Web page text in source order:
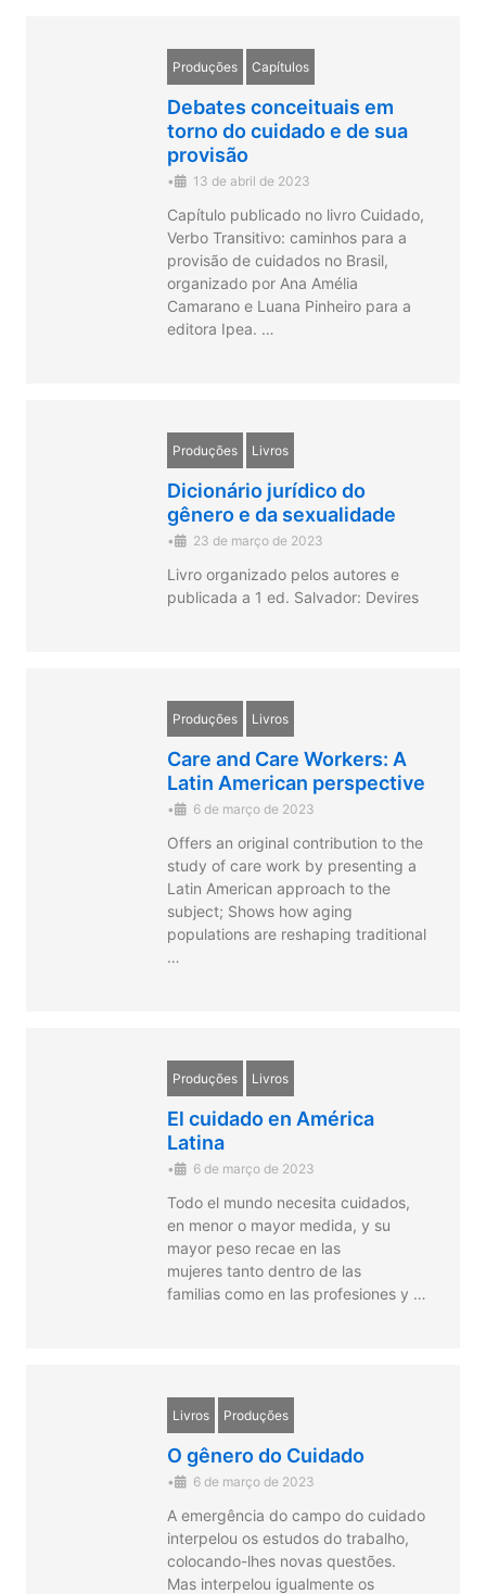
Produções Capítulos
Debates conceituais em
torno do cuidado e de sua
provisão
• 13 de abril de 2023
Capítulo publicado no livro Cuidado,
Verbo Transitivo: caminhos para a
provisão de cuidados no Brasil,
organizado por Ana Amélia
Camarano e Luana Pinheiro para a
editora Ipea. …
Produções Livros
Dicionário jurídico do
gênero e da sexualidade
• 23 de março de 2023
Livro organizado pelos autores e
publicada a 1 ed. Salvador: Devires
Produções Livros
Care and Care Workers: A
Latin American perspective
• 6 de março de 2023
Offers an original contribution to the
study of care work by presenting a
Latin American approach to the
subject; Shows how aging
populations are reshaping traditional
…
Produções Livros
El cuidado en América
Latina
• 6 de março de 2023
Todo el mundo necesita cuidados,
en menor o mayor medida, y su
mayor peso recae en las
mujeres tanto dentro de las
familias como en las profesiones y …
Livros Produções
O gênero do Cuidado
• 6 de março de 2023
A emergência do campo do cuidado
interpelou os estudos do trabalho,
colocando-lhes novas questões.
Mas interpelou igualmente os